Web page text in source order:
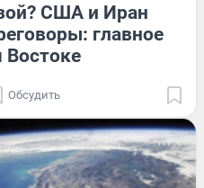
США и Иран
главное
Обсудить